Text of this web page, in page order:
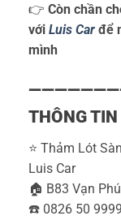
👉 Còn chần
với Luis Car để
mình
THÔNG
⭐️ Thảm Lót
Luis Car
🏠 B83 Vạn
☎️ 0826 50 9999